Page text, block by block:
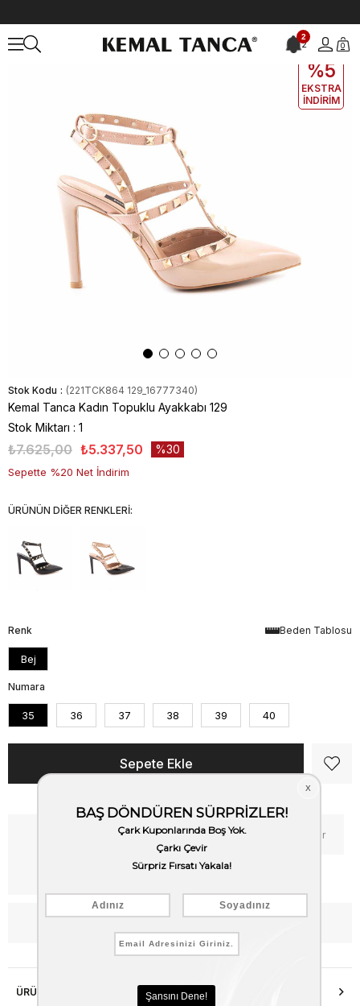
2
2 0
EKLE5
%5
EKSTRA
İNDİRİM
Stok Kodu (221TCK864 129_16777340)
Kemal Tanca Kadın Topuklu Ayakkabı 129
Stok Miktarı : 1
₺7.625,00 ₺5.337,50 30
Sepette %20 Net İndirim
ÜRÜNÜN DİĞER RENKLERİ:
Beden Tablosu
Renk
Bej
Numara
35 36 37 38 39 40
Fiyat Düşünce Haber Ver
ÜRÜN ÖZELLIKLERI